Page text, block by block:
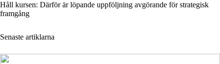
Håll kursen: Därför är löpande uppföljning avgörande för strategisk
framgång
Senaste artiklarna